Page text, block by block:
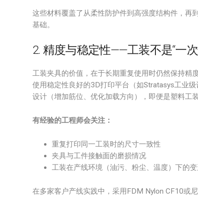
这些材料覆盖了从柔性防护件到高强度结构件，再
基础。
2. 精度与稳定性——工装不是“一次
工装夹具的价值，在于长期重复使用时仍然保持精度
使用稳定性良好的3D打印平台（如Stratasys工业
设计（增加筋位、优化加载方向），即便是塑料工
有经验的工程师会关注：
重复打印同一工装时的尺寸一致性
夹具与工件接触面的磨损情况
工装在产线环境（油污、粉尘、温度）下的
在多家客户产线实践中，采用FDM Nylon CF10或